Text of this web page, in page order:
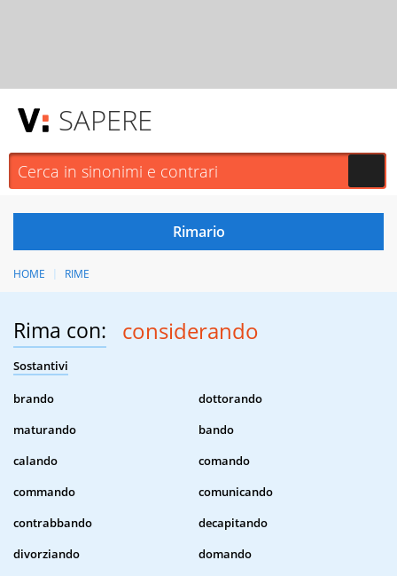
SAPERE
HOME RIME
Rima con: considerando
Sostantivi
brando
dottorando
maturando
bando
calando
comando
commando
comunicando
contrabbando
decapitando
divorziando
domando